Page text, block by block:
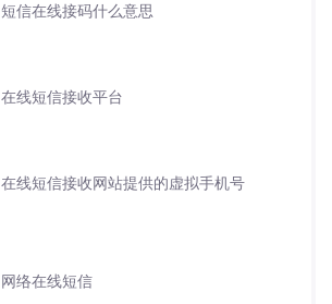
短信在线接码什么意思
在线短信接收平台
在线短信接收网站提供的虚拟手机号
网络在线短信